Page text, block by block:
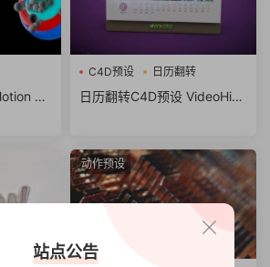
Dr
C4D预设 日历翻转
日历翻转C4D预设 VideoHive
动作预设
站点公告